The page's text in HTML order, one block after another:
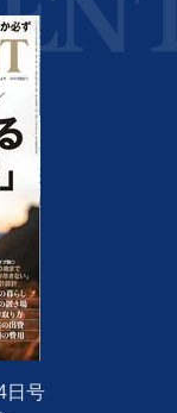
日号